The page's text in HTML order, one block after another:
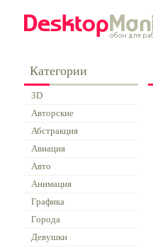
Категории
3D
Авторские
Абстракция
Авиация
Авто
Анимация
Графика
Города
Девушки